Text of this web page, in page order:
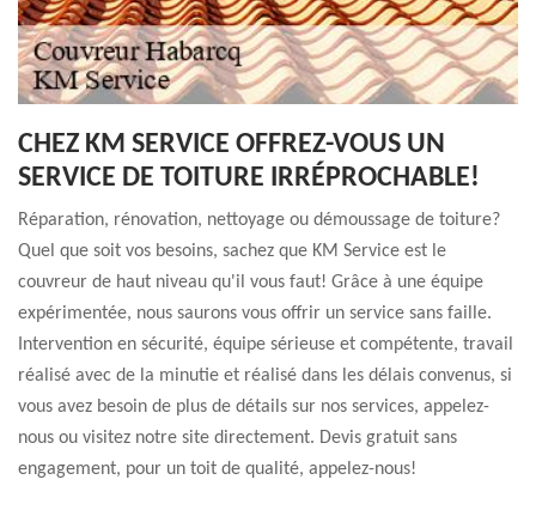
CHEZ KM SERVICE OFFREZ-VOUS UN
SERVICE DE TOITURE IRRÉPROCHABLE!
Réparation, rénovation, nettoyage ou démoussage de toiture?
Quel que soit vos besoins, sachez que KM Service est le
couvreur de haut niveau qu'il vous faut! Grâce à une équipe
expérimentée, nous saurons vous offrir un service sans faille.
Intervention en sécurité, équipe sérieuse et compétente, travail
réalisé avec de la minutie et réalisé dans les délais convenus, si
vous avez besoin de plus de détails sur nos services, appelez-
nous ou visitez notre site directement. Devis gratuit sans
engagement, pour un toit de qualité, appelez-nous!